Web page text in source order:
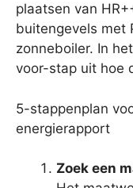
plaatsen van
buitengevels met
zonneboiler. In
voor-stap uit hoe
5-stappenplan
energierapport
Zoek een